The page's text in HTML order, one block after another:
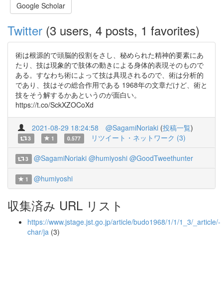
Google Scholar
Twitter (3 users, 4 posts, 1 favorites)
術は根源的で頭脳的役割をさし、秘められた精神的要素にあ
たり、技は現象的で肢体の動きによる身体的表現そのもので
ある。すなわち術によって技は具現されるので、術は分析的
であり、技はその総合作用である 1968年の文章だけど、術と
技をそう解するかあというのが面白い。
https://t.co/SckXZOCoXd
2021-08-29 18:24:58 @SagamiNoriaki (投稿一覧)
3 1 0.577 リツイート・ネットワーク (3)
3 @SagamiNoriaki @humiyoshi @GoodTweethunter
1 @humiyoshi
収集済み URL リスト
https://www.jstage.jst.go.jp/article/budo1968/1/1/1_3/_article/-
char/ja (3)